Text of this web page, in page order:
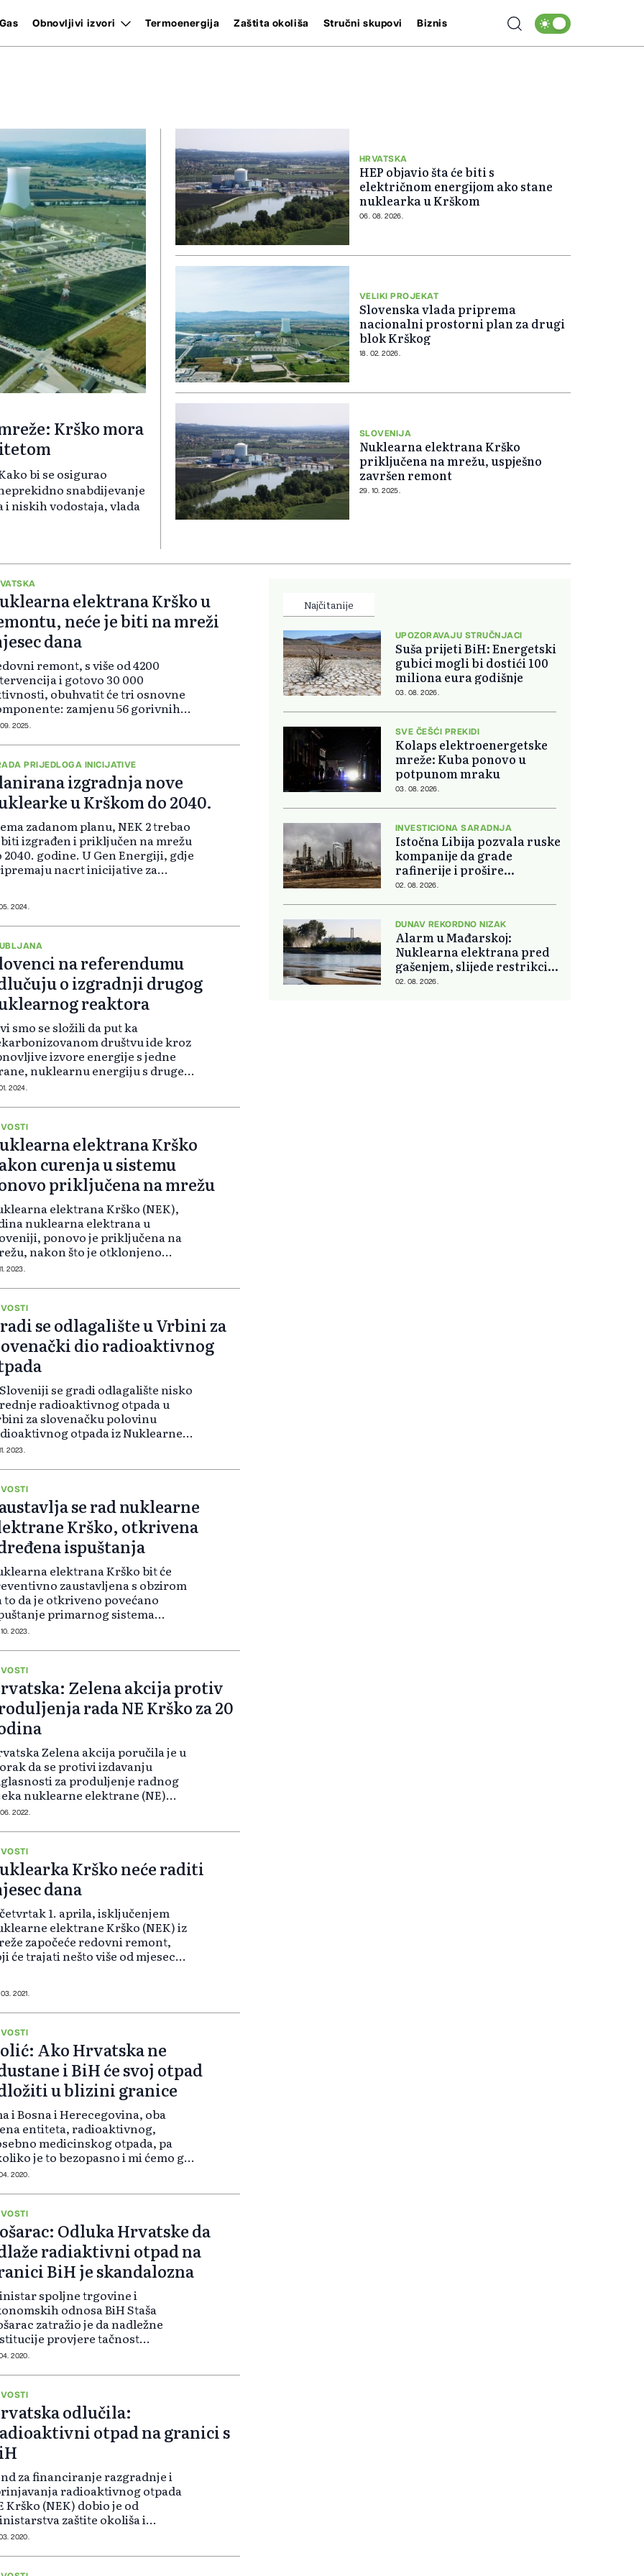
Gas Obnovljivi izvori Termoenergija Zaštita okoliša Stručni skupovi Biznis
Krško mora
bi se osigurao
snabdijevanje
niskih vodostaja, vlada
HRVATSKA
HEP objavio šta će biti s
električnom energijom ako stane
nuklearka u Krškom
06. 08. 2026.
VELIKI PROJEKAT
Slovenska vlada priprema
nacionalni prostorni plan za drugi
blok Krškog
18. 02. 2026.
SLOVENIJA
Nuklearna elektrana Krško
priključena na mrežu, uspješno
završen remont
29. 10. 2025.
elektrana Krško u
neće je biti na mreži
dana
remont, s više od 4200
i gotovo 30 000
obuhvatit će tri osnovne
zamjenu 56 gorivnih
radove na održavanju,
radove. Otprilike
troškova...
2025.
PRIJEDLOGA INICIJATIVE
izgradnja nove
u Krškom do 2040.
zadanom planu, NEK 2 trebao
izgrađen i priključen na mrežu
2040. godine. U Gen Energiji, gdje
nacrt inicijative za
(NEK 2), prema Parava...
2024.
na referendumu
o izgradnji drugog
reaktora
smo se složili da put ka
društvu ide kroz
izvore energije s jedne
nuklearnu energiju s druge”,
je Robert Golob premijer
političkim partijama rekao da
2024.
elektrana Krško
curenja u sistemu
priključena na mrežu
elektrana Krško (NEK),
nuklearna elektrana u
ponovo je priključena na
nakon što je otklonjeno
koje je 4. oktobra
je danas NEK u na svom
Elektrana j...
2023.
se odlagalište u Vrbini za
dio radioaktivnog
se gradi odlagalište nisko
radioaktivnog otpada u
za slovenačku polovinu
otpada iz Nuklearne
"Krško", te za
Slovenije, rečeno je Srni iz
2023.
se rad nuklearne
Krško, otkrivena
ispuštanja
elektrana Krško bit će
zaustavljena s obzirom
to da je otkriveno povećano
primarnog sistema
zaštitne zgrade te treba tačno
za njegovu sanaciju, saopćili
2023.
Zelena akcija protiv
rada NE Krško za 20
Zelena akcija poručila je u
da se protivi izdavanju
za produljenje radnog
nuklearne elektrane (NE)
s 40 na 60 godina, a kao razlog
na okoliš. Udruga u priopćenju na...
2022.
Krško neće raditi
dana
1. aprila, isključenjem
elektrane Krško (NEK) iz
započeće redovni remont,
će trajati nešto više od mjesec
je proizvela 8.569....
2021.
Ako Hrvatska ne
i BiH će svoj otpad
u blizini granice
i Bosna i Herecegovina, oba
entiteta, radioaktivnog,
medicinskog otpada, pa
je to bezopasno i mi ćemo ga
uz granicu sa Republikom
svoj nuklearni otpad skladište u
2020.
Odluka Hrvatske da
radiaktivni otpad na
BiH je skandalozna
spoljne trgovine i
odnosa BiH Staša
zatražio je da nadležne
provjere tačnost
informacija koje su se
radioaktivnog i
otpada na T...
2020.
odlučila:
otpad na granici s
za financiranje razgradnje i
radioaktivnog otpada
Krško (NEK) dobio je od
zaštite okoliša i
na uporabu prostor
Dvor, gdje se planira
2020.
Najčitanije
UPOZORAVAJU STRUČNJACI
Suša prijeti BiH: Energetski
gubici mogli bi dostići 100
miliona eura godišnje
03. 08. 2026.
SVE ČEŠĆI PREKIDI
Kolaps elektroenergetske
mreže: Kuba ponovo u
potpunom mraku
03. 08. 2026.
INVESTICIONA SARADNJA
Istočna Libija pozvala ruske
kompanije da grade
rafinerije i prošire
energetsku saradnju
02. 08. 2026.
DUNAV REKORDNO NIZAK
Alarm u Mađarskoj:
Nuklearna elektrana pred
gašenjem, slijede restrikcije
struje i vode
02. 08. 2026.